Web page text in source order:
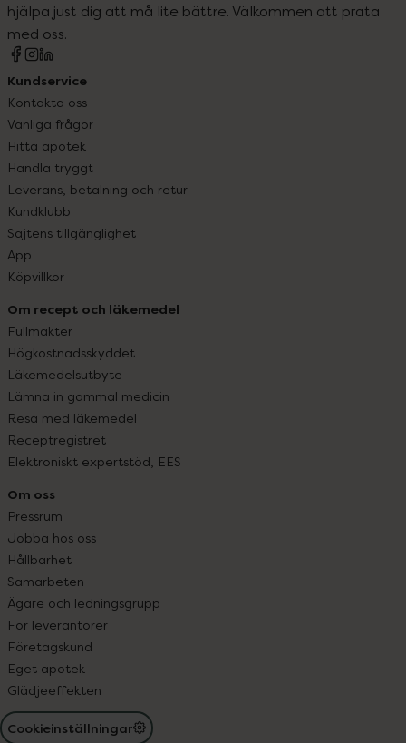
hjälpa just dig att må lite bättre. Välkommen att prata
med oss.
Kundservice
Kontakta oss
Vanliga frågor
Hitta apotek
Handla tryggt
Leverans, betalning och retur
Kundklubb
Sajtens tillgänglighet
App
Köpvillkor
Om recept och läkemedel
Fullmakter
Högkostnadsskyddet
Läkemedelsutbyte
Lämna in gammal medicin
Resa med läkemedel
Receptregistret
Elektroniskt expertstöd, EES
Om oss
Pressrum
Jobba hos oss
Hållbarhet
Samarbeten
Ägare och ledningsgrupp
För leverantörer
Företagskund
Eget apotek
Glädjeeffekten
Cookieinställningar